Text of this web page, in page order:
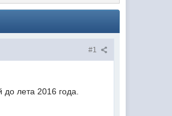
#1
лета 2016 года.